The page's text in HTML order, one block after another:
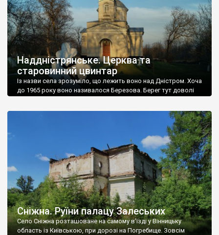
роках Болган […]
Наддністрянське. Церква та
старовинний цвинтар
Із назви села зрозуміло, що лежить воно над Дністром. Хоча
до 1965 року воно називалося Березова. Берег тут доволі
Наддністрянське відрізняється від більшості навколишніх
сіл. У селі є мурована Михайлівська церква. Точної дати […]
Сніжна. Руїни палацу Залеських
Село Сніжна розташоване на самому в’їзді у Вінницьку
область із Київською, при дорозі на Погребище. Зовсім